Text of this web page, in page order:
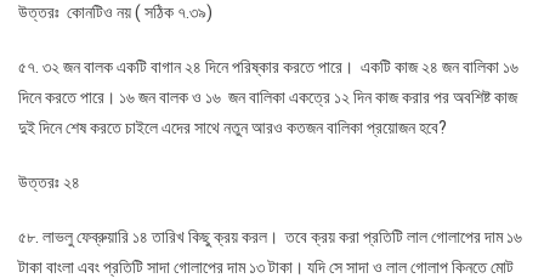
উত্তরঃ কোনটিও নয় ( সঠিক ৭.৩৯)
৫৭. ৩২ জন বালক একটি বাগান ২৪ দিনে পরিষ্কার করতে পারে। একটি কাজ ২৪ জন বালিকা ১৬
দিনে করতে পারে। ১৬ জন বালক ও ১৬ জন বালিকা একত্রে ১২ দিন কাজ করার পর অবশিষ্ট কাজ
দুই দিনে শেষ করতে চাইলে এদের সাথে নতুন আরও কতজন বালিকা প্রয়োজন হবে?
উত্তরঃ ২৪
৫৮. লাভলু ফেব্রুয়ারি ১৪ তারিখ কিছু ক্রয় করল। তবে ক্রয় করা প্রতিটি লাল গোলাপের দাম ১৬
টাকা বাংলা এবং প্রতিটি সাদা গোলাপের দাম ১৩ টাকা। যদি সে সাদা ও লাল গোলাপ কিনতে মোট